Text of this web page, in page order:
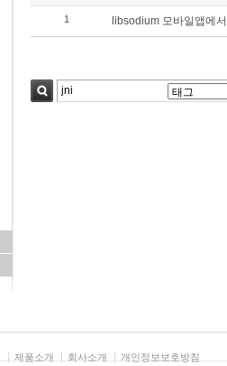
1 libsodium 모바일앱에
제품소개 회사소개 개인정보보호방침